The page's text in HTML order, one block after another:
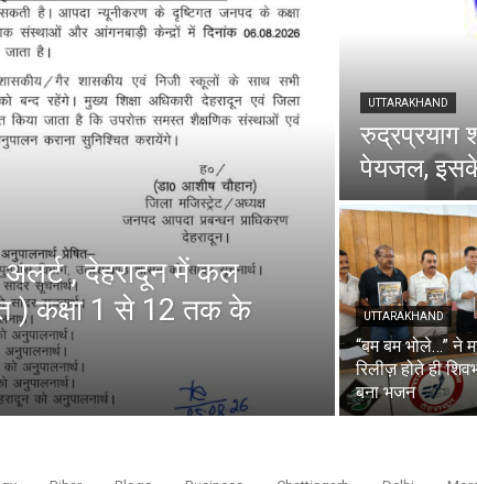
अलर्ट , देहरादून में कल
) कक्षा 1 से 12 तक के
UTTARAKHAND
रुद्रप्रयाग
पेयजल, इसके
UTTARAKHAND
“बम बम भोले…” ने
रिलीज़ होते ही
बना भजन